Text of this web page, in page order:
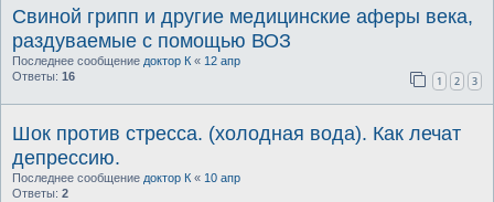
Свиной грипп и другие медицинские аферы века,
раздуваемые с помощью ВОЗ
Последнее сообщение доктор К « 12 апр
Ответы: 16 1 2 3
Шок против стресса. (холодная вода). Как лечат
депрессию.
Последнее сообщение доктор К « 10 апр
Ответы: 2